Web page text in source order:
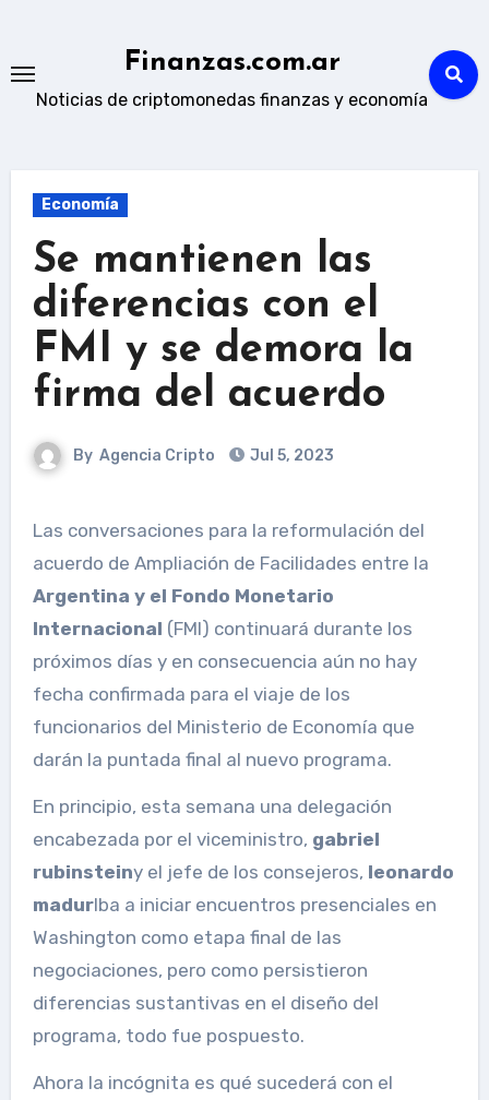
content
Finanzas.com.ar
Noticias de criptomonedas finanzas y economía
Economía
Se mantienen las
diferencias con el
FMI y se demora la
firma del acuerdo
By Agencia Cripto Jul 5, 2023
Las conversaciones para la reformulación del
acuerdo de Ampliación de Facilidades entre la
Argentina y el Fondo Monetario
Internacional (FMI) continuará durante los
próximos días y en consecuencia aún no hay
fecha confirmada para el viaje de los
funcionarios del Ministerio de Economía que
darán la puntada final al nuevo programa.
En principio, esta semana una delegación
encabezada por el viceministro, gabriel
rubinsteiny el jefe de los consejeros, leonardo
madurIba a iniciar encuentros presenciales en
Washington como etapa final de las
negociaciones, pero como persistieron
diferencias sustantivas en el diseño del
programa, todo fue pospuesto.
Ahora la incógnita es qué sucederá con el